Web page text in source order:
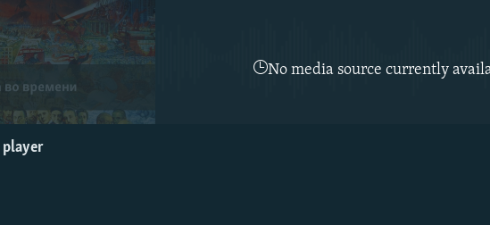
No media source currently
player